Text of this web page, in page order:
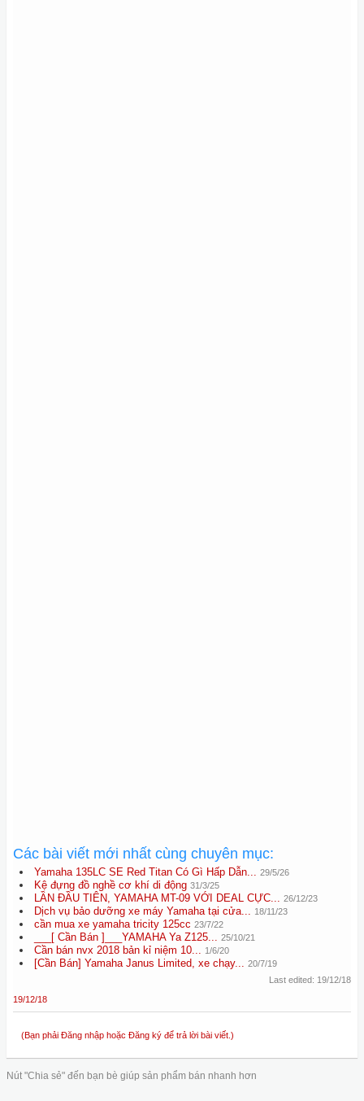
Các bài viết mới nhất cùng chuyên mục:
Yamaha 135LC SE Red Titan Có Gì Hấp Dẫn... 29/5/26
Kệ đựng đồ nghề cơ khí di động 31/3/25
LẦN ĐẦU TIÊN, YAMAHA MT-09 VỚI DEAL CỰC... 26/12/23
Dịch vụ bảo dưỡng xe máy Yamaha tại cửa... 18/11/23
cần mua xe yamaha tricity 125cc 23/7/22
___[ Cần Bán ]___YAMAHA Ya Z125... 25/10/21
Cần bán nvx 2018 bản kỉ niệm 10... 1/6/20
[Cần Bán] Yamaha Janus Limited, xe chạy... 20/7/19
Last edited: 19/12/18
19/12/18
(Bạn phải Đăng nhập hoặc Đăng ký để trả lời bài viết.)
Nút "Chia sẻ" đến bạn bè giúp sản phẩm bán nhanh hơn